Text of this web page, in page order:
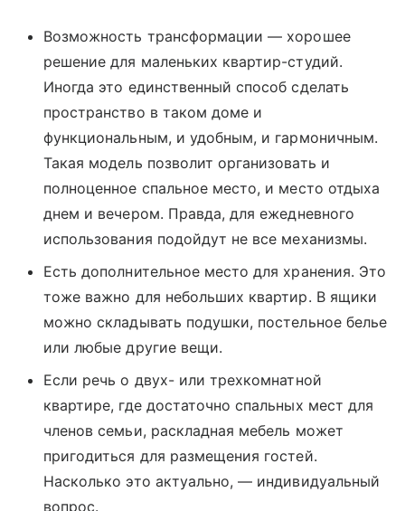
Возможность трансформации — хорошее
решение для маленьких квартир-студий.
Иногда это единственный способ сделать
пространство в таком доме и
функциональным, и удобным, и гармоничным.
Такая модель позволит организовать и
полноценное спальное место, и место отдыха
днем и вечером. Правда, для ежедневного
использования подойдут не все механизмы.
Есть дополнительное место для хранения. Это
тоже важно для небольших квартир. В ящики
можно складывать подушки, постельное белье
или любые другие вещи.
Если речь о двух- или трехкомнатной
квартире, где достаточно спальных мест для
членов семьи, раскладная мебель может
пригодиться для размещения гостей.
Насколько это актуально, — индивидуальный
вопрос.